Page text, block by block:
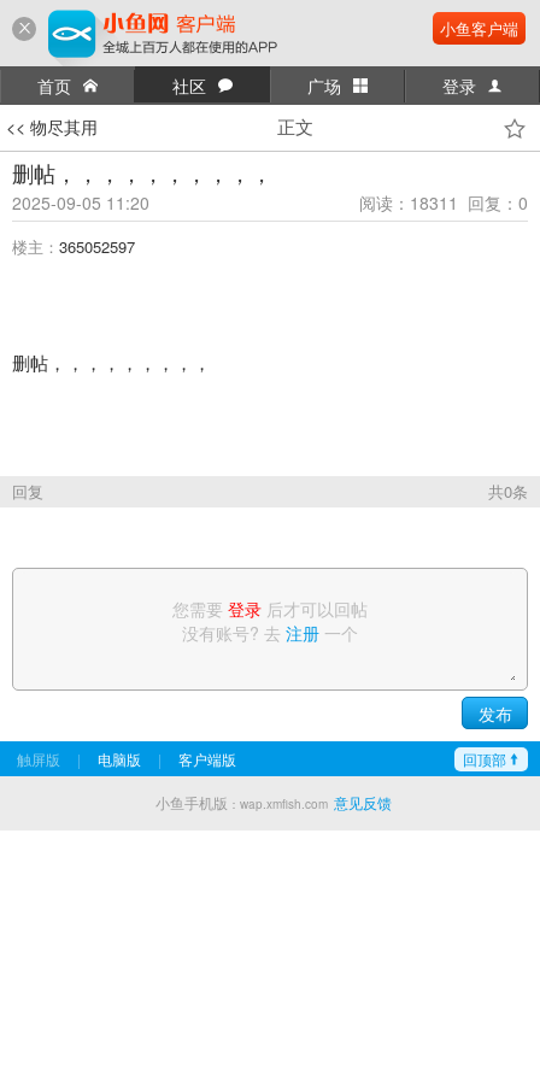
小鱼客户端
首页 社区 广场
登录
<< 物尽其用
正文
删帖，，，，，，，，，，
2025-09-05 11:20 阅读：18311 回复：0
楼主： 365052597
删帖，，，，，，，，，
回复 共0条
您需要 登录 后才可以回帖
没有账号? 去 注册 一个
触屏版 | 电脑版 | 客户端版 回顶部
小鱼手机版 ：wap.xmfish.com 意见反馈